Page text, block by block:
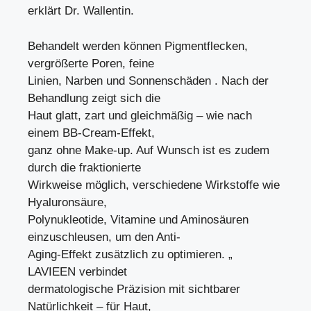
erklärt Dr. Wallentin.
Behandelt werden können Pigmentflecken,
vergrößerte Poren, feine
Linien, Narben und Sonnenschäden . Nach der
Behandlung zeigt sich die
Haut glatt, zart und gleichmäßig – wie nach
einem BB-Cream-Effekt,
ganz ohne Make-up. Auf Wunsch ist es zudem
durch die fraktionierte
Wirkweise möglich, verschiedene Wirkstoffe wie
Hyaluronsäure,
Polynukleotide, Vitamine und Aminosäuren
einzuschleusen, um den Anti-
Aging-Effekt zusätzlich zu optimieren. „
LAVIEEN verbindet
dermatologische Präzision mit sichtbarer
Natürlichkeit – für Haut,